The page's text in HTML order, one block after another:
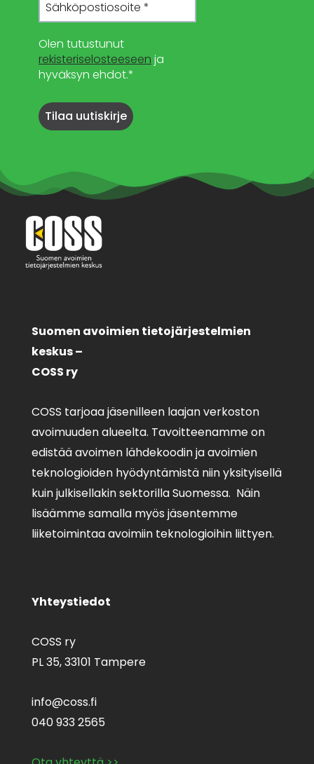
Olen tutustunut
rekisteriselosteeseen ja
hyväksyn ehdot.*
Suomen avoimien tietojärjestelmien
keskus –
COSS ry
COSS tarjoaa jäsenilleen laajan verkoston
avoimuuden alueelta. Tavoitteenamme on
edistää avoimen lähdekoodin ja avoimien
teknologioiden hyödyntämistä niin yksityisellä
kuin julkisellakin sektorilla Suomessa. Näin
lisäämme samalla myös jäsentemme
liiketoimintaa avoimiin teknologioihin liittyen.
Yhteystiedot
COSS ry
PL 35,33101 Tampere
info@coss.fi
040 933 2565